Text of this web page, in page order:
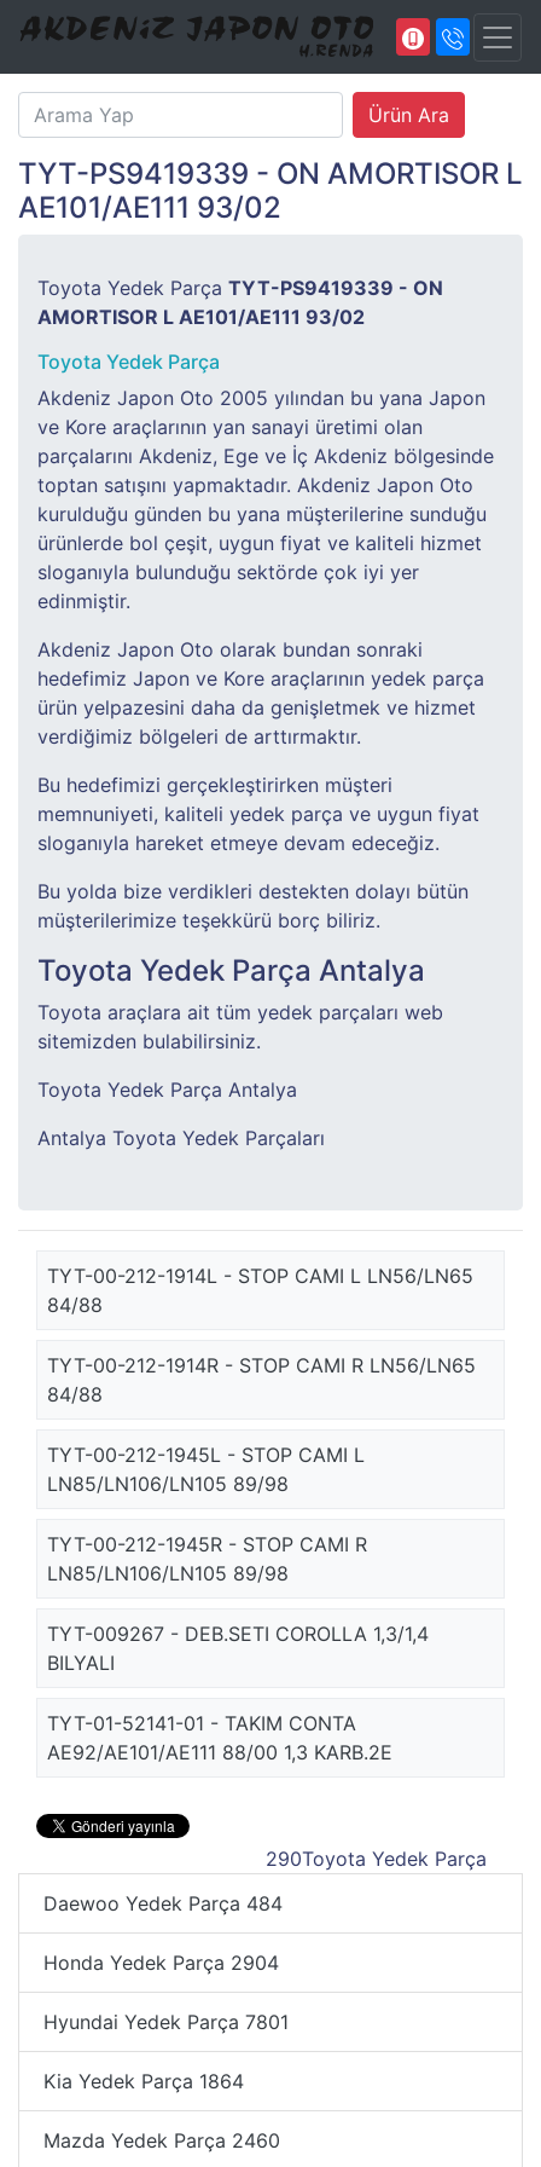
TYT-PS9419339 - ON AMORTISOR L
AE101/AE111 93/02
Toyota Yedek Parça TYT-PS9419339 - ON
AMORTISOR L AE101/AE111 93/02
Toyota Yedek Parça
Akdeniz Japon Oto 2005 yılından bu yana Japon
ve Kore araçlarının yan sanayi üretimi olan
parçalarını Akdeniz, Ege ve İç Akdeniz bölgesinde
toptan satışını yapmaktadır. Akdeniz Japon Oto
kurulduğu günden bu yana müşterilerine sunduğu
ürünlerde bol çeşit, uygun fiyat ve kaliteli hizmet
sloganıyla bulunduğu sektörde çok iyi yer
edinmiştir.
Akdeniz Japon Oto olarak bundan sonraki
hedefimiz Japon ve Kore araçlarının yedek parça
ürün yelpazesini daha da genişletmek ve hizmet
verdiğimiz bölgeleri de arttırmaktır.
Bu hedefimizi gerçekleştirirken müşteri
memnuniyeti, kaliteli yedek parça ve uygun fiyat
sloganıyla hareket etmeye devam edeceğiz.
Bu yolda bize verdikleri destekten dolayı bütün
müşterilerimize teşekkürü borç biliriz.
Toyota Yedek Parça Antalya
Toyota araçlara ait tüm yedek parçaları web
sitemizden bulabilirsiniz.
Toyota Yedek Parça Antalya
Antalya Toyota Yedek Parçaları
TYT-00-212-1914L - STOP CAMI L LN56/LN65
84/88
TYT-00-212-1914R - STOP CAMI R LN56/LN65
84/88
TYT-00-212-1945L - STOP CAMI L
LN85/LN106/LN105 89/98
TYT-00-212-1945R - STOP CAMI R
LN85/LN106/LN105 89/98
TYT-009267 - DEB.SETI COROLLA 1,3/1,4
BILYALI
TYT-01-52141-01 - TAKIM CONTA
AE92/AE101/AE111 88/00 1,3 KARB.2E
290Toyota Yedek Parça
Daewoo Yedek Parça 484
Honda Yedek Parça 2904
Hyundai Yedek Parça 7801
Kia Yedek Parça 1864
Mazda Yedek Parça 2460